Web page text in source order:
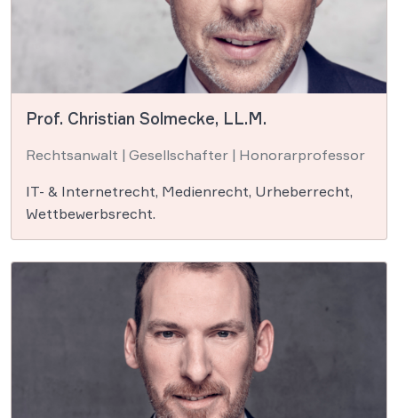
Prof. Christian Solmecke, LL.M.
Rechtsanwalt | Gesellschafter | Honorarprofessor
IT- & Internetrecht, Medienrecht, Urheberrecht,
Wettbewerbsrecht.